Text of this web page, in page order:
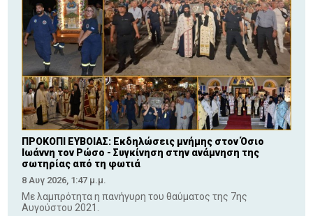
ΠΡΟΚΟΠΙ ΕΥΒΟΙΑΣ: Εκδηλώσεις μνήμης στον Όσιο
Ιωάννη τον Ρώσο - Συγκίνηση στην ανάμνηση της
σωτηρίας από τη φωτιά
8 Αυγ 2026, 1:47 μ.μ.
Με λαμπρότητα η πανήγυρη του θαύματος της 7ης
Αυγούστου 2021.